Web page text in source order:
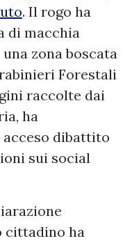
. Il rogo ha
di macchia
zona boscata
Forestali
raccolte dai
ha
dibattito
sui social
cittadino ha